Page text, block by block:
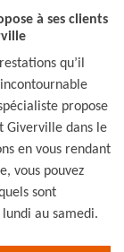
à ses clients
qu’il
propose
Giverville dans le
en vous rendant
vous pouvez
sont
au samedi.